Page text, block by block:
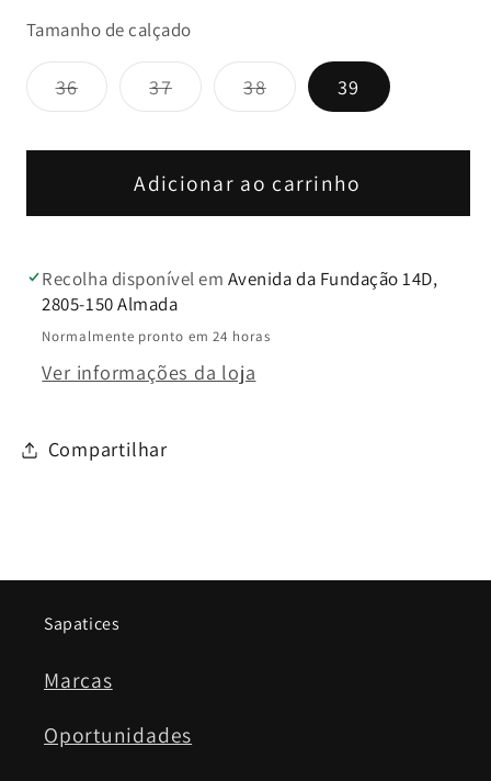
Lialine
Lialine
Tamanho de calçado
36Variante
esgotada
indisponível
37Variante
esgotada
indisponível
38Variante
esgotada
indisponível
39
Adicionar ao carrinho
Recolha disponível em Avenida da Fundação 14D,
2805-150 Almada
Normalmente pronto em 24 horas
Ver informações da loja
Compartilhar
Sapatices
Marcas
Oportunidades